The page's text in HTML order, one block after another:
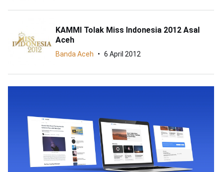
KAMMI Tolak Miss Indonesia 2012 Asal
Aceh
Banda Aceh 6 April 2012